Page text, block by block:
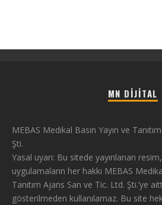
MN DIJITAL
MEBAS Medikal Basın Yayın ve
Şti.
Yasal uyarı: Bu sitede yayınlanan
uygulamaların her hakkı MEBAS
Tanıtım Ajans San ve Tic. Ltd. Şti.’ye
gösterilmeden kullanılamaz. Bu site